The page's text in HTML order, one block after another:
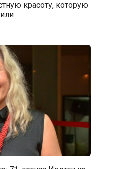
красоту, которую